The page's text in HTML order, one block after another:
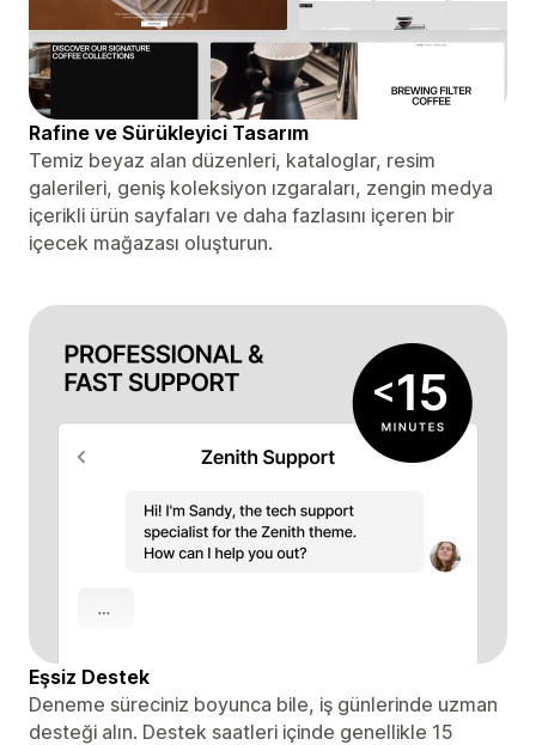
Rafine ve Sürükleyici Tasarım
Temiz beyaz alan düzenleri, kataloglar, resim
galerileri, geniş koleksiyon ızgaraları, zengin medya
içerikli ürün sayfaları ve daha fazlasını içeren bir
içecek mağazası oluşturun.
Eşsiz Destek
Deneme süreciniz boyunca bile, iş günlerinde uzman
desteği alın. Destek saatleri içinde genellikle 15